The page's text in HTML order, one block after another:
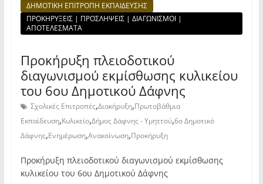
ΔΗΜΟΤΙΚΗ ΕΠΙΤΡΟΠΗ ΕΚΠΑΙΔΕΥΣΗΣ
ΠΡΟΚΗΡΥΞΕΙΣ | ΠΡΟΣΛΗΨΕΙΣ | ΔΙΑΓΩΝΙΣΜΟΙ |
ΑΠΟΤΕΛΕΣΜΑΤΑ
Προκήρυξη πλειοδοτικού
διαγωνισμού εκμίσθωσης κυλικείου
του 6ου Δημοτικού Δάφνης
Σχολικές Επιτροπές,Διακήρυξη,Πρωτοβάθμια
Εκπαίδευση,Κυλικείο,Δήμος Δάφνης - Υμηττού,6ο Δημοτικό
Δάφνης,Ενημέρωση,Ανακοίνωση,Προκήρυξη
Προκήρυξη πλειοδοτικού διαγωνισμού εκμίσθωσης
κυλικείου του 6ου Δημοτικού Δάφνης